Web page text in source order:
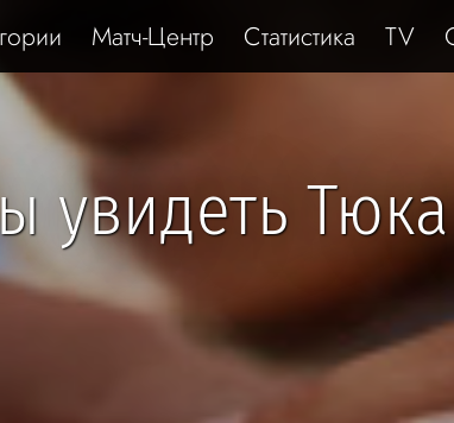
Матч-Центр Статистика TV
увидеть